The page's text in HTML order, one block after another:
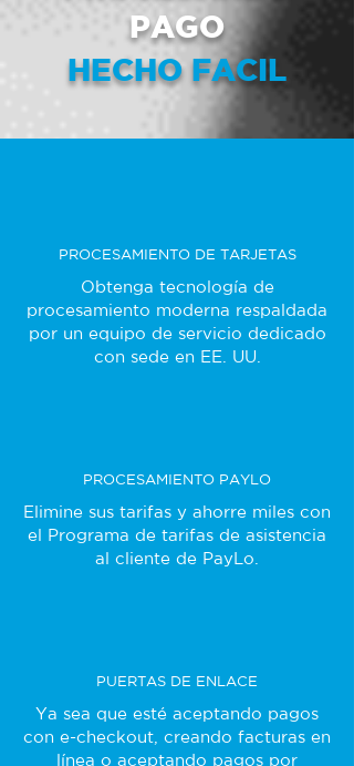
PAGO
HECHO FACIL
PROCESAMIENTO DE TARJETAS
Obtenga tecnología de
procesamiento moderna respaldada
por un equipo de servicio dedicado
con sede en EE. UU.
PROCESAMIENTO PAYLO
Elimine sus tarifas y ahorre miles con
el Programa de tarifas de asistencia
al cliente de PayLo.
PUERTAS DE ENLACE
Ya sea que esté aceptando pagos
con e-checkout, creando facturas en
línea o aceptando pagos por